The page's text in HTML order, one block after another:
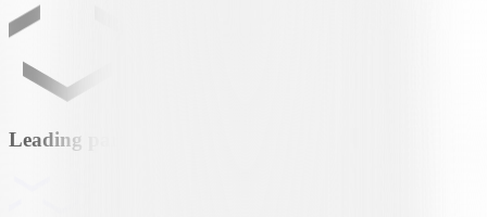
Leading partner